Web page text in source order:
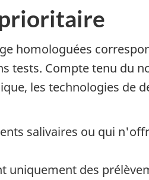
prioritaire
homologuées
tests. Compte tenu du
les technologies de
salivaires ou qui
uniquement des